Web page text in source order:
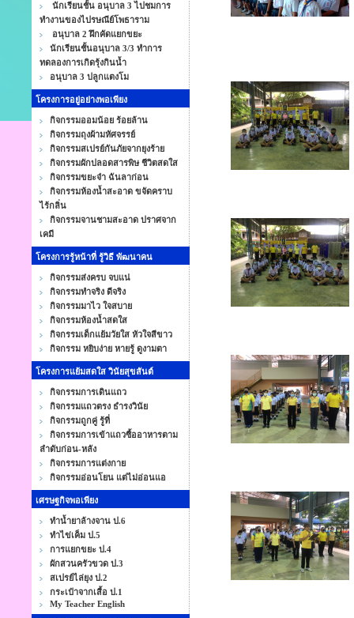
นักเรียนชั้น อนุบาล 3 ไปชมการ
ทำงานของไปรษณีย์โพธาราม
อนุบาล 2 ฝึกคัดแยกขยะ
นักเรียนชั้นอนุบาล 3/3 ทำการ
ทดลองการเกิดรุ้งกินน้ำ
อนุบาล 3 ปลูกแตงโม
โครงการอยู่อย่างพอเพียง
กิจกรรมออมน้อย ร้อยล้าน
กิจกรรมถุงผ้ามหัศจรรย์
กิจกรรมสเปรย์กันภัยจากยุงร้าย
กิจกรรมผักปลอดสารพิษ ชีวิตสดใส
กิจกรรมขยะจ๋า ฉันลาก่อน
กิจกรรมห้องน้ำสะอาด ขจัดคราบ
ไร้กลิ่น
กิจกรรมจานชามสะอาด ปราศจาก
เคมี
โครงการรู้หน้าที่ รู้วิธี พัฒนาคน
กิจกรรมส่งครบ จบแน่
กิจกรรมทำจริง ดีจริง
กิจกรรมมาไว ใจสบาย
กิจกรรมห้องน้ำสดใส
กิจกรรมเด็กแย้มวัยใส หัวใจสีขาว
กิจกรรม หยิบง่าย หายรู้ ดูงามตา
โครงการแย้มสดใส วินัยสุขสันต์
กิจกรรมการเดินแถว
กิจกรรมแถวตรง ธำรงวินัย
กิจกรรมถูกคู่ รู้ที่
กิจกรรมการเข้าแถวซื้ออาหารตาม
ลำดับก่อน-หลัง
กิจกรรมการแต่งกาย
กิจกรรมอ่อนโยน แต่ไม่อ่อนแอ
เศรษฐกิจพอเพียง
ทำน้ำยาล้างจาน ป.6
ทำไข่เค็ม ป.5
การแยกขยะ ป.4
ผักสวนครัวขวด ป.3
สเปรย์ไล่ยุง ป.2
กระเป๋าจากเสื้อ ป.1
My Teacher English